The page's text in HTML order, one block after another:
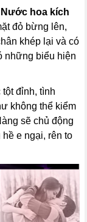
Nước hoa kích
đỏ bừng lên,
khép lại và có
những biểu hiện
đỉnh, tình
không thể kiểm
sẽ chủ động
e ngại, rên to